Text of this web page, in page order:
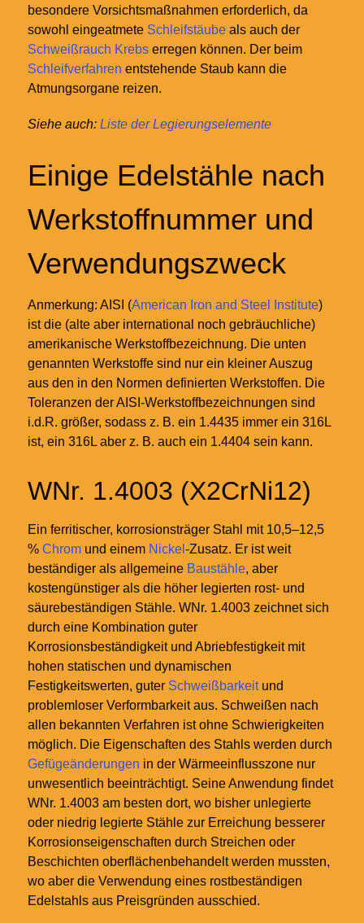
besondere Vorsichtsmaßnahmen erforderlich, da
sowohl eingeatmete Schleifstäube als auch der
Schweißrauch Krebs erregen können. Der beim
Schleifverfahren entstehende Staub kann die
Atmungsorgane reizen.
Siehe auch: Liste der Legierungselemente
Einige Edelstähle nach
Werkstoffnummer und
Verwendungszweck
Anmerkung: AISI (American Iron and Steel Institute)
ist die (alte aber international noch gebräuchliche)
amerikanische Werkstoffbezeichnung. Die unten
genannten Werkstoffe sind nur ein kleiner Auszug
aus den in den Normen definierten Werkstoffen. Die
Toleranzen der AISI-Werkstoffbezeichnungen sind
i.d.R. größer, sodass z. B. ein 1.4435 immer ein 316L
ist, ein 316L aber z. B. auch ein 1.4404 sein kann.
WNr. 1.4003 (X2CrNi12)
Ein ferritischer, korrosionsträger Stahl mit 10,5–12,5
% Chrom und einem Nickel -Zusatz. Er ist weit
beständiger als allgemeine Baustähle, aber
kostengünstiger als die höher legierten rost- und
säurebeständigen Stähle. WNr. 1.4003 zeichnet sich
durch eine Kombination guter
Korrosionsbeständigkeit und Abriebfestigkeit mit
hohen statischen und dynamischen
Festigkeitswerten, guter Schweißbarkeitund
problemloser Verformbarkeit aus. Schweißen nach
allen bekannten Verfahren ist ohne Schwierigkeiten
möglich. Die Eigenschaften des Stahls werden durch
Gefügeänderungen in der Wärmeeinflusszone nur
unwesentlich beeinträchtigt. Seine Anwendung findet
WNr. 1.4003 am besten dort, wo bisher unlegierte
oder niedrig legierte Stähle zur Erreichung besserer
Korrosionseigenschaften durch Streichen oder
Beschichten oberflächenbehandelt werden mussten,
wo aber die Verwendung eines rostbeständigen
Edelstahls aus Preisgründen ausschied.